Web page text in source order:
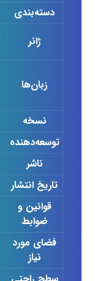
دسته‌بندی
ژانر
زبان‌ها
نسخه
توسعه‌دهنده
ناشر
تاریخ انتشار
قوانین و
ضوابط
فضای مورد
نیاز